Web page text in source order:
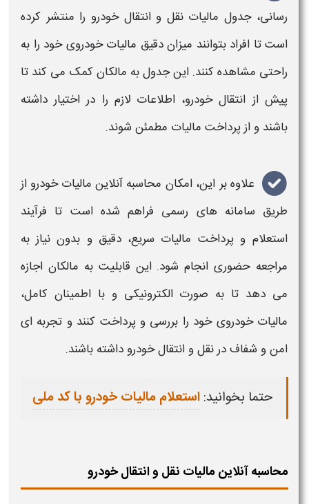
رسانی،جدول مالیات نقل و انتقال خودرو را منتشر کرده
است تا افراد بتوانند میزان دقیق مالیات خودروی خود را به
راحتی مشاهده کنند. اینجدولبه مالکان کمک می کند تا
پیش از انتقالخودرو، اطلاعات لازم را در اختیار داشته
باشند و از پرداخت مالیات مطمئن شوند.
علاوه بر این، امکان محاسبه آنلاین مالیات خودرواز
طریق سامانه های رسمی فراهم شده است تا فرآیند
استعلام و پرداخت مالیات سریع، دقیق و بدون نیاز به
مراجعه حضوری انجام شود. این قابلیت به مالکان اجازه
می دهد تا به صورت الکترونیکی و با اطمینان کامل،
مالیات خودرویخود را بررسی و پرداخت کنند و تجربه ای
امن و شفاف در نقل و انتقالخودروداشته باشند.
حتما بخوانید:استعلام مالیات خودرو با کد ملی
محاسبه آنلاین مالیات نقل و انتقال خودرو